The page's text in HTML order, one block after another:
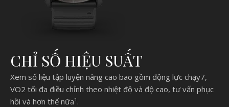
CHỈ SỐ HIỆU SUẤT
Xem số liệu tập luyện nâng cao bao gồm động lực chạy7,
VO2 tối đa điều chỉnh theo nhiệt độ và độ cao, tư vấn phục
hồi và hơn thế nữa¹.